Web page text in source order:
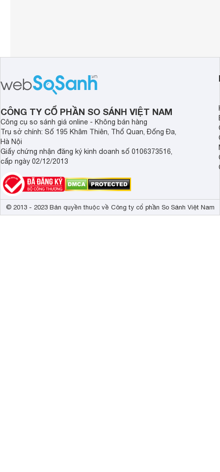
CÔNG TY CỔ PHẦN SO SÁNH VIỆT NAM
Công cụ so sánh giá online - Không bán hàng
Trụ sở chính: Số 195 Khâm Thiên, Thổ Quan, Đống Đa,
Hà Nội
Giấy chứng nhận đăng ký kinh doanh số 0106373516,
cấp ngày 02/12/2013
© 2013 - 2023 Bản quyền thuộc về Công ty cổ phần So Sánh Việt Nam